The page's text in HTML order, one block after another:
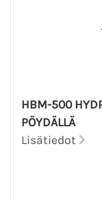
HBM-500
PÖYDÄLLÄ
Lisätiedot